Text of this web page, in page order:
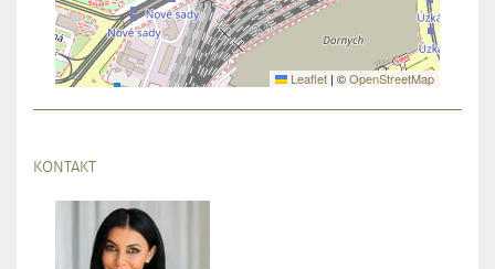
Leaflet | ©OpenStreetMap
KONTAKT